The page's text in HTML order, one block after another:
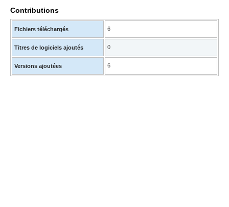
Contributions
Fichiers téléchargés 6
Titres de logiciels ajoutés 0
Versions ajoutées 6